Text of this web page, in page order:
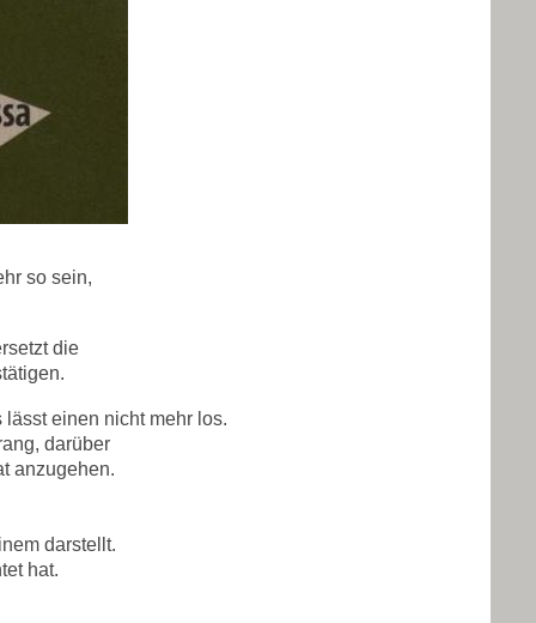
so sein,
die
einen nicht mehr los.
darüber
anzugehen.
darstellt.
hat.